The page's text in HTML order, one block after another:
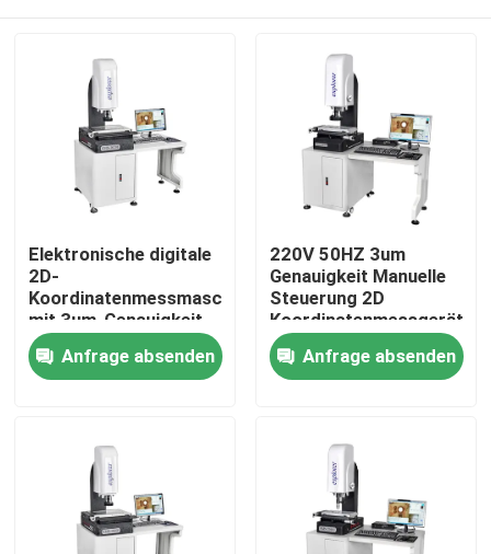
Zu Hause
Videos
Elektronische digitale
2D-
Koordinatenmessmaschine
mit 3um-Genauigkeit
und manueller
Handsteuerung für die
Sichtprüfung 220V
Anfrage absenden
220V 50HZ 3um
Genauigkeit Manuelle
Steuerung 2D
Koordinatenmessgerät
Optisches Messgerät
Anfrage absenden